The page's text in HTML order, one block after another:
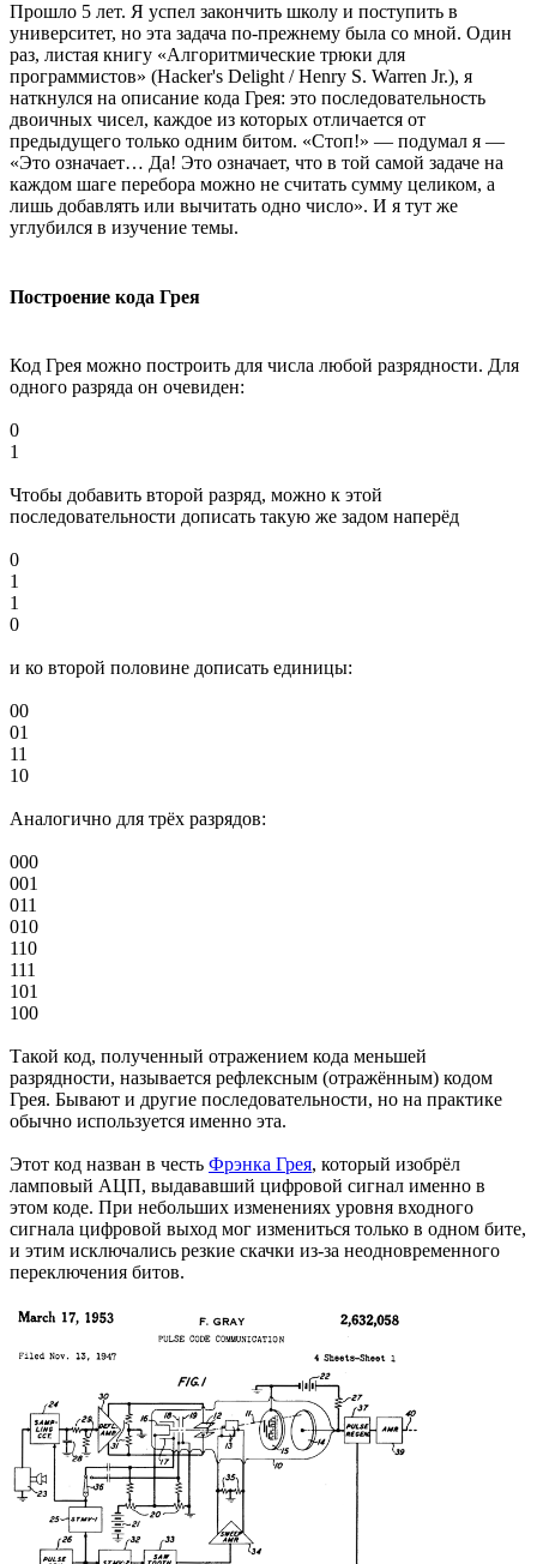
Прошло 5 лет. Я успел закончить школу и поступить в
университет, но эта задача по-прежнему была со мной. Один
раз, листая книгу «Алгоритмические трюки для
программистов» (Hacker's Delight / Henry S. Warren Jr.), я
наткнулся на описание кода Грея: это последовательность
двоичных чисел, каждое из которых отличается от
предыдущего только одним битом. «Стоп!» — подумал я —
«Это означает… Да! Это означает, что в той самой задаче на
каждом шаге перебора можно не считать сумму целиком, а
лишь добавлять или вычитать одно число». И я тут же
углубился в изучение темы.
Построение кода Грея
Код Грея можно построить для числа любой разрядности. Для
одного разряда он очевиден:
0
1
Чтобы добавить второй разряд, можно к этой
последовательности дописать такую же задом наперёд
0
1
1
0
и ко второй половине дописать единицы:
00
01
11
10
Аналогично для трёх разрядов:
000
001
011
010
110
111
101
100
Такой код, полученный отражением кода меньшей
разрядности, называется рефлексным (отражённым) кодом
Грея. Бывают и другие последовательности, но на практике
обычно используется именно эта.
Этот код назван в честь Фрэнка Грея, который изобрёл
ламповый АЦП, выдававший цифровой сигнал именно в
этом коде. При небольших изменениях уровня входного
сигнала цифровой выход мог измениться только в одном бите,
и этим исключались резкие скачки из-за неодновременного
переключения битов.